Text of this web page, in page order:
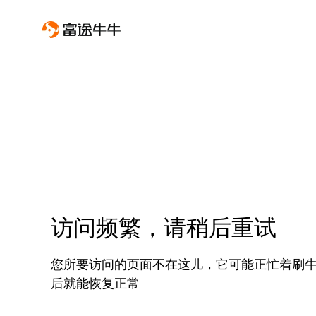
访问频繁，请稍后重试
您所要访问的页面不在这儿，它可能正忙着刷
后就能恢复正常